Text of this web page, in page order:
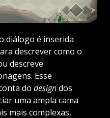
diálogo é inserida
descrever como o
descreve
Esse
do designdos
uma ampla cama
mais complexas,